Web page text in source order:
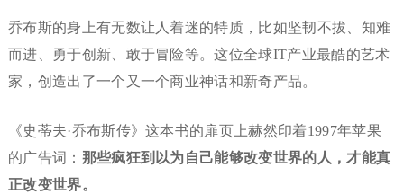
乔布斯的身上有无数让人着迷的特质，比如坚韧不拔、知难
而进、勇于创新、敢于冒险等。这位全球IT产业最酷的艺术
家，创造出了一个又一个商业神话和新奇产品。
《史蒂夫·乔布斯传》这本书的扉页上赫然印着1997年苹果
的广告词： 那些疯狂到以为自己能够改变世界的人，才能真
正改变世界。